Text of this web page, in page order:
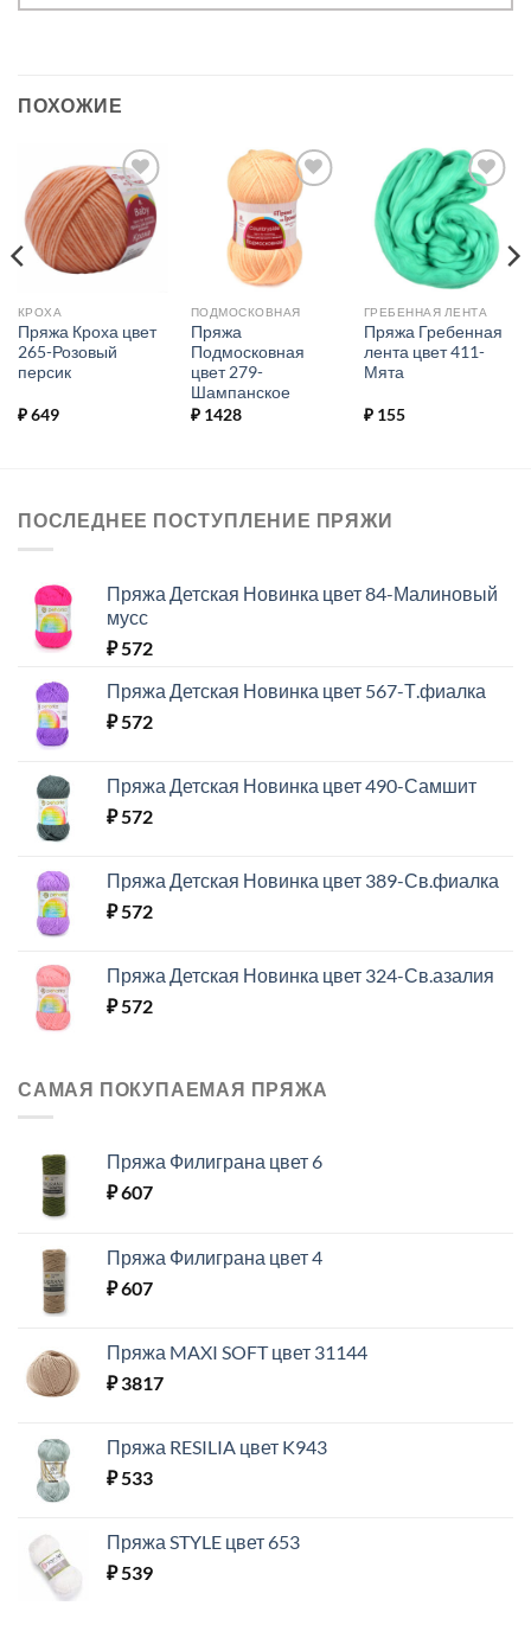
ПОХОЖИЕ
Добавить в
избранное.
КРОХА
Пряжа Кроха цвет
265-Розовый
персик
₽649
Добавить в
избранное.
ПОДМОСКОВНАЯ
Пряжа
Подмосковная
цвет 279-
Шампанское
₽1428
Добавить в
избранное.
ГРЕБЕННАЯ ЛЕНТА
Пряжа Гребенная
лента цвет 411-
Мята
₽155
ПОСЛЕДНЕЕ ПОСТУПЛЕНИЕ ПРЯЖИ
Пряжа Детская Новинка цвет 84-Малиновый
мусс
₽572
Пряжа Детская Новинка цвет 567-Т.фиалка
₽572
Пряжа Детская Новинка цвет 490-Самшит
₽572
Пряжа Детская Новинка цвет 389-Св.фиалка
₽572
Пряжа Детская Новинка цвет 324-Св.азалия
₽572
САМАЯ ПОКУПАЕМАЯ ПРЯЖА
Пряжа Филиграна цвет 6
₽607
Пряжа Филиграна цвет 4
₽607
Пряжа MAXI SOFT цвет 31144
₽3817
Пряжа RESILIA цвет K943
₽533
Пряжа STYLE цвет 653
₽539